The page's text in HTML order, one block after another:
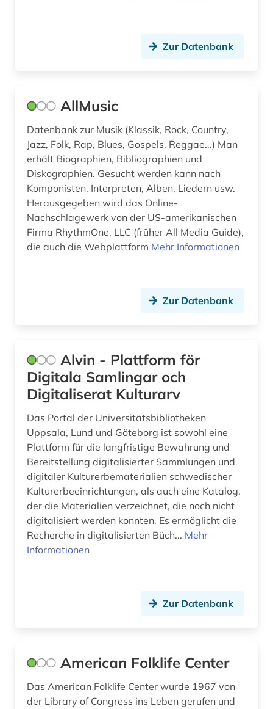
filmgeschichte (1)
filmkunst (1)
filmografie (1)
filmwissenschaft (1)
finanzwissenschaft (1)
finnland (1)
forschungs- und gedenkstätte heinrich-
schütz-haus (köstritz) (1)
fotografie (3)
frankfurt (1)
frankreich (1)
franz (2)
französisch (1)
frauenbefreiung (1)
frauenforschung (2)
fürstlich waldecksche hofbibliothek (1)
galloromanistik (1)
Zur Datenbank
AllMusic
Datenbank zur Musik (Klassik, Rock, Country,
Jazz, Folk, Rap, Blues, Gospels, Reggae...) Man
erhält Biographien, Bibliographien und
Diskographien. Gesucht werden kann nach
Komponisten, Interpreten, Alben, Liedern usw.
Herausgegeben wird das Online-
Nachschlagewerk von der US-amerikanischen
Firma RhythmOne, LLC (früher All Media Guide),
die auch die Webplattform Mehr Informationen
Zur Datenbank
Alvin - Plattform för
Digitala Samlingar och
Digitaliserat Kulturarv
Das Portal der Universitätsbibliotheken
Uppsala, Lund und Göteborg ist sowohl eine
Plattform für die langfristige Bewahrung und
Bereitstellung digitalisierter Sammlungen und
digitaler Kulturerbematerialien schwedischer
Kulturerbeeinrichtungen, als auch eine Katalog,
der die Materialien verzeichnet, die noch nicht
digitalisiert werden konnten. Es ermöglicht die
Recherche in digitalisierten Büch... Mehr
Informationen
Zur Datenbank
American Folklife Center
Das American Folklife Center wurde 1967 von
der Library of Congress ins Leben gerufen und